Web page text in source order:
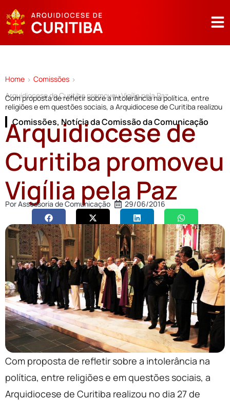
Home > Comissões >
Arquidiocese de Curitiba promoveu Vigília pela Paz
Com proposta de refletir sobre a intolerância na política, entre
religiões e em questões sociais, a Arquidiocese de Curitiba realizou
Comissões, Notícia da Comissão da Comunicação
Arquidiocese de
Curitiba promoveu
Vigília pela Paz
PorAssessoria de Comunicação 29/06/2016
Com proposta de refletir sobre a intolerância na
política, entre religiões e em questões sociais, a
Arquidiocese de Curitiba realizou no dia 27 de